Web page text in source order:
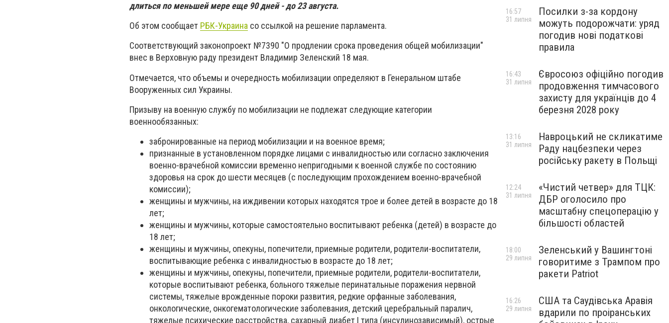
длиться по меньшей мере еще 90 дней - до 23 августа.
Об этом сообщает РБК-Украина со ссылкой на решение парламента.
Соответствующий законопроект №7390 "О продлении срока проведения общей мобилизации"
внес в Верховную раду президент Владимир Зеленский 18 мая.
Отмечается, что объемы и очередность мобилизации определяют в Генеральном штабе
Вооруженных сил Украины.
Призыву на военную службу по мобилизации не подлежат следующие категории
военнообязанных:
забронированные на период мобилизации и на военное время;
признанные в установленном порядке лицами с инвалидностью или согласно заключения
военно-врачебной комиссии временно непригодными к военной службе по состоянию
здоровья на срок до шести месяцев (с последующим прохождением военно-врачебной
комиссии);
женщины и мужчины, на иждивении которых находятся трое и более детей в возрасте до 18
лет;
женщины и мужчины, которые самостоятельно воспитывают ребенка (детей) в возрасте до
18 лет;
женщины и мужчины, опекуны, попечители, приемные родители, родители-воспитатели,
воспитывающие ребенка с инвалидностью в возрасте до 18 лет;
женщины и мужчины, опекуны, попечители, приемные родители, родители-воспитатели,
которые воспитывают ребенка, больного тяжелые перинатальные поражения нервной
системы, тяжелые врожденные пороки развития, редкие орфанные заболевания,
онкологические, онкогематологические заболевания, детский церебральный паралич,
тяжелые психические расстройства, сахарный диабет I типа (инсулинозависимый), острые
Посилки з-за кордону
можуть подорожчати: уряд
погодив нові податкові
правила
16:57
31 липня
Євросоюз офіційно погодив
продовження тимчасового
захисту для українців до 4
березня 2028 року
16:43
31 липня
Навроцький не скликатиме
Раду нацбезпеки через
російську ракету в Польщі
13:16
31 липня
«Чистий четвер» для ТЦК:
ДБР оголосило про
масштабну спецоперацію у
більшості областей
12:24
31 липня
Зеленський у Вашингтоні
говоритиме з Трампом про
ракети Patriot
18:00
29 липня
США та Саудівська Аравія
вдарили по проіранських
16:26
29 липня